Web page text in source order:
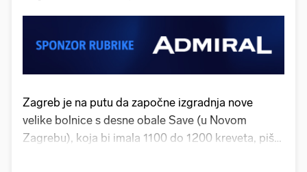
Zagreb je na putu da započne izgradnja nove
velike bolnice s desne obale Save (u Novom
Zagrebu), koja bi imala 1100 do 1200 kreveta, piše